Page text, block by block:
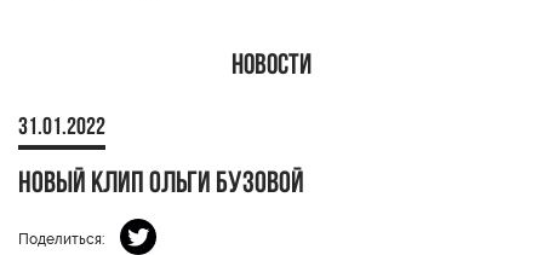
Новости
31.01.2022
Новый клип Ольги Бузовой
Поделиться: